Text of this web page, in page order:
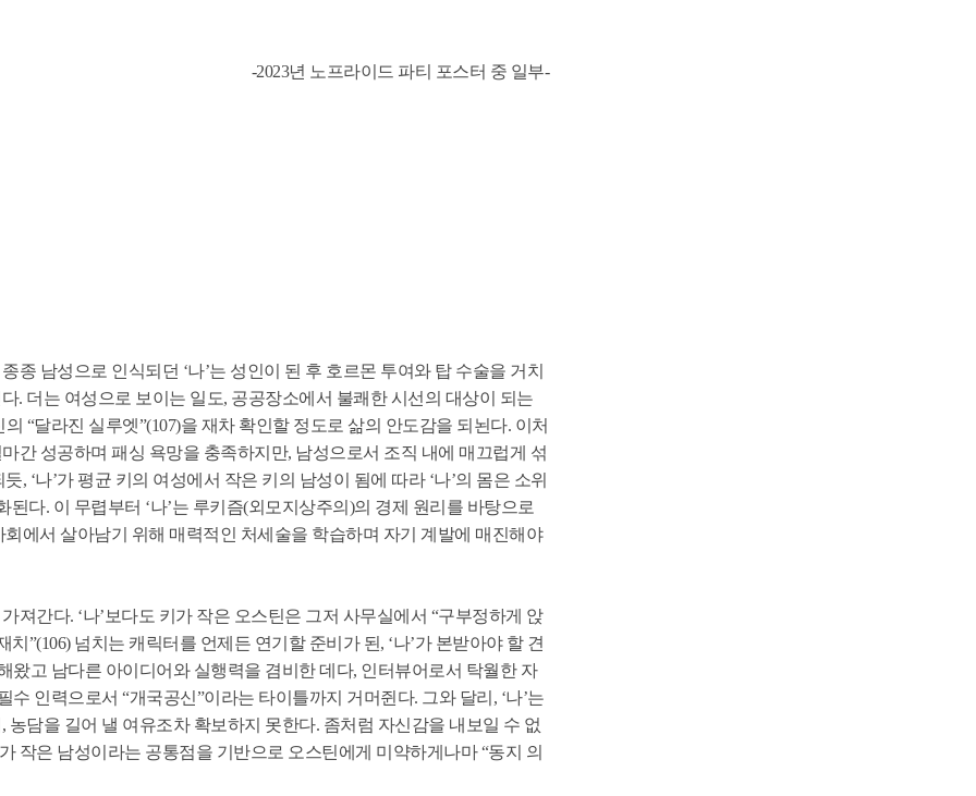
-2023년 노프라이드 파티 포스터 중 일부-
종 남성으로 인식되던 ‘나’는 성인이 된 후 호르몬 투여와 탑 수술을 거치
. 더는 여성으로 보이는 일도, 공공장소에서 불쾌한 시선의 대상이 되는
“달라진 실루엣”(107)을 재차 확인할 정도로 삶의 안도감을 되뇐다. 이처
간 성공하며 패싱 욕망을 충족하지만, 남성으로서 조직 내에 매끄럽게 섞
‘나’가 평균 키의 여성에서 작은 키의 남성이 됨에 따라 ‘나’의 몸은 소위
다. 이 무렵부터 ‘나’는 루키즘(외모지상주의)의 경제 원리를 바탕으로
에서 살아남기 위해 매력적인 처세술을 학습하며 자기 계발에 매진해야
져간다. ‘나’보다도 키가 작은 오스틴은 그저 사무실에서 “구부정하게 앉
”(106) 넘치는 캐릭터를 언제든 연기할 준비가 된, ‘나’가 본받아야 할 견
왔고 남다른 아이디어와 실행력을 겸비한 데다, 인터뷰어로서 탁월한 자
인력으로서 “개국공신”이라는 타이틀까지 거머쥔다. 그와 달리, ‘나’는
담을 길어 낼 여유조차 확보하지 못한다. 좀처럼 자신감을 내보일 수 없
작은 남성이라는 공통점을 기반으로 오스틴에게 미약하게나마 “동지 의